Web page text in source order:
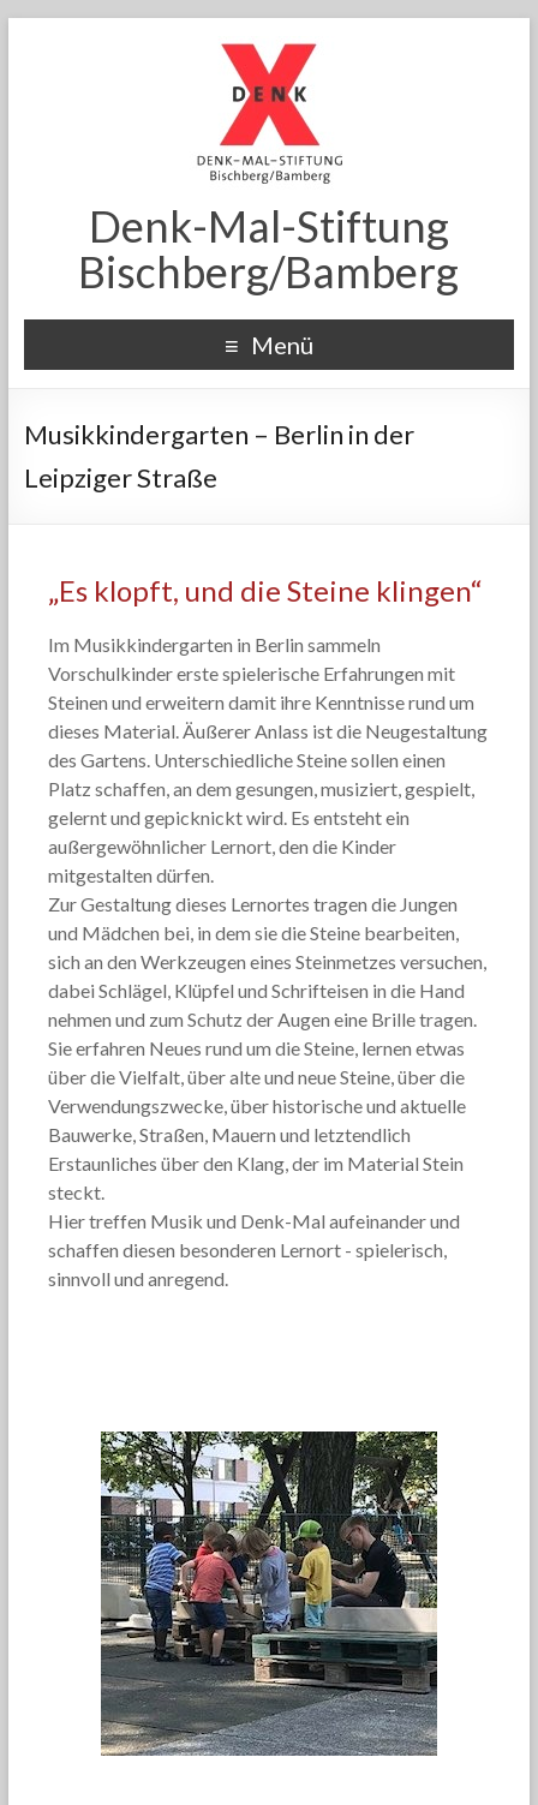
Denk-Mal-Stiftung
Bischberg/Bamberg
Menü
Musikkindergarten – Berlin in der
Leipziger Straße
„Es klopft, und die Steine klingen“
Im Musikkindergarten in Berlin sammeln
Vorschulkinder erste spielerische Erfahrungen mit
Steinen und erweitern damit ihre Kenntnisse rund um
dieses Material. Äußerer Anlass ist die Neugestaltung
des Gartens. Unterschiedliche Steine sollen einen
Platz schaffen, an dem gesungen, musiziert, gespielt,
gelernt und gepicknickt wird. Es entsteht ein
außergewöhnlicher Lernort, den die Kinder
mitgestalten dürfen.
Zur Gestaltung dieses Lernortes tragen die Jungen
und Mädchen bei, in dem sie die Steine bearbeiten,
sich an den Werkzeugen eines Steinmetzes versuchen,
dabei Schlägel, Klüpfel und Schrifteisen in die Hand
nehmen und zum Schutz der Augen eine Brille tragen.
Sie erfahren Neues rund um die Steine, lernen etwas
über die Vielfalt, über alte und neue Steine, über die
Verwendungszwecke, über historische und aktuelle
Bauwerke, Straßen, Mauern und letztendlich
Erstaunliches über den Klang, der im Material Stein
steckt.
Hier treffen Musik und Denk-Mal aufeinander und
schaffen diesen besonderen Lernort - spielerisch,
sinnvoll und anregend.